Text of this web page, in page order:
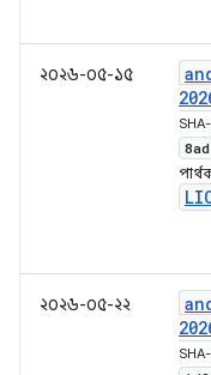
২০২৬-০৫-১৫
২০২৬-০৫-২২